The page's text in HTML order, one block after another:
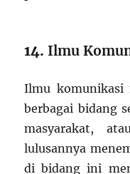
14.Ilmu
Ilmu komunikasi
berbagai bidang
masyarakat,
lulusannya
di bidang ini